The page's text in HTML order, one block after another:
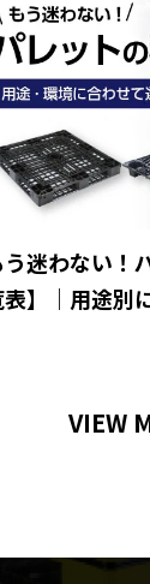
う迷わない！
表】｜用途別
VIEW